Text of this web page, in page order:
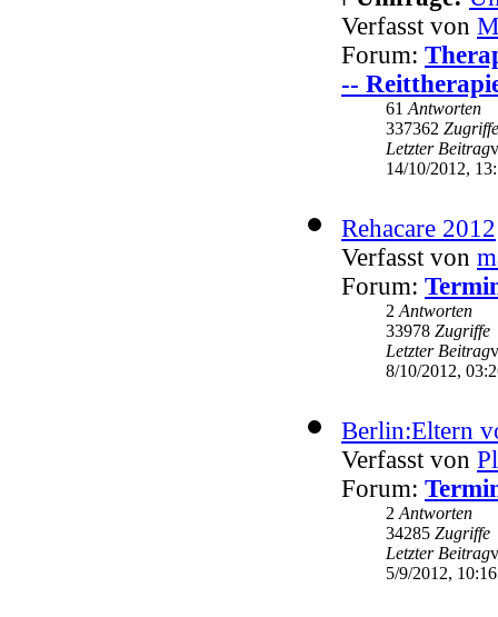
Verfasst von
Forum:
--
61 Antworten
337362 Zugriffe
Letzter Beitrag
14/10/2012,
Rehacare 2012
Verfasst von
Forum:
2 Antworten
33978 Zugriffe
Letzter Beitrag
8/10/2012,
Berlin:Eltern
Verfasst von
Forum:
2 Antworten
34285 Zugriffe
Letzter Beitrag
5/9/2012, 10:16